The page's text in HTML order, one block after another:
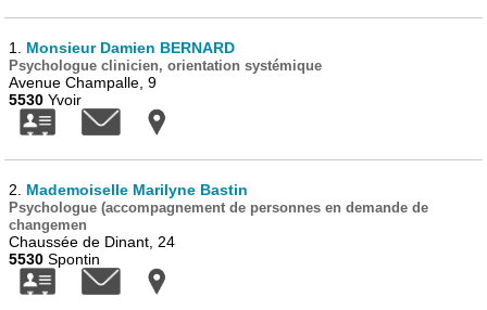
1. Monsieur Damien BERNARD
Psychologue clinicien, orientation systémique
Avenue Champalle, 9
5530 Yvoir
2. Mademoiselle Marilyne Bastin
Psychologue (accompagnement de personnes en demande de
changemen
Chaussée de Dinant, 24
5530 Spontin